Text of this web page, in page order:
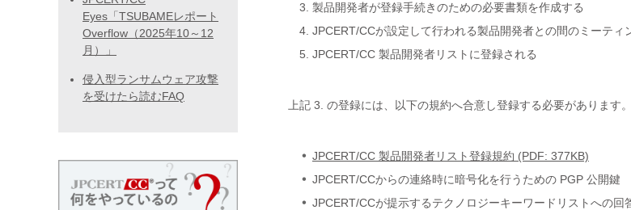
製品開発者が登録手続きのための必要書類を作成する
JPCERT/CCが設定して行われる製品開発者との間のミーテ
JPCERT/CC 製品開発者リストに登録される
上記 3. の登録には、以下の規約へ合意し登録する必要があります。
JPCERT/CC 製品開発者リスト登録規約 (PDF: 377KB)
JPCERT/CCからの連絡時に暗号化を行うための PGP 公開鍵
JPCERT/CCが提示するテクノロジーキーワードリストへの回
Eyes「TSUBAMEレポート
Overflow（2025年10～12
月）」
侵入型ランサムウェア攻撃
を受けたら読むFAQ